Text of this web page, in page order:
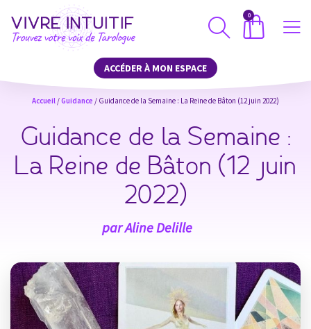
0
ACCÉDER À MON ESPACE
Accueil /Guidance / Guidance de la Semaine : La Reine de Bâton (12 juin 2022)
Guidance de la Semaine :
La Reine de Bâton (12 juin
2022)
parAline Delille